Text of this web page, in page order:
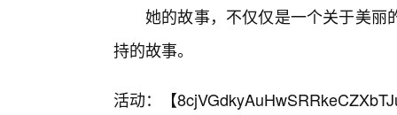
她的故事，不仅仅是一个关于美丽
持的故事。
活动：【